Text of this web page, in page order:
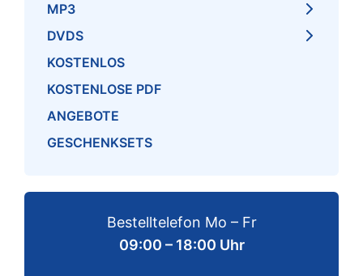
MP3
DVDS
KOSTENLOS
KOSTENLOSE PDF
ANGEBOTE
GESCHENKSETS
Bestelltelefon Mo – Fr
09:00 – 18:00 Uhr